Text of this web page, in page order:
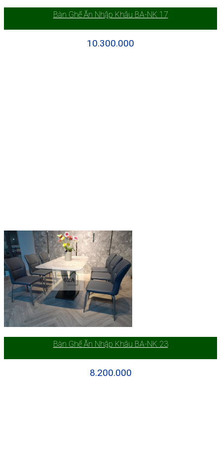
Bàn Ghế Ăn Nhập Khâu BA-NK 17
10.300.000
Bàn Ghế Ăn Nhập Khâu BA-NK 23
8.200.000